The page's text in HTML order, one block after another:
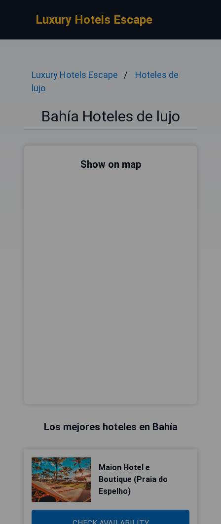
Luxury Hotels Escape
Luxury Hotels Escape
Hoteles de
lujo
Bahía Hoteles de lujo
Show on map
Los mejores hoteles en Bahía
Maion Hotel e
Boutique (Praia do
Espelho)